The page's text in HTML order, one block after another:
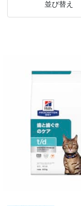
並び替え